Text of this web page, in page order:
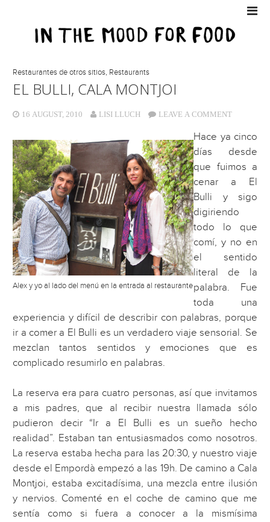
Restaurantes de otros sitios, Restaurants
EL BULLI, CALA MONTJOI
16 AUGUST, 2010 LISI LLUCH LEAVE A COMMENT
Alex y yo al lado del menú en la entrada al restaurante
Hace ya cinco
días desde
que fuimos a
cenar a El
Bulli y sigo
digiriendo
todo lo que
comí, y no en
el sentido
literal de la
palabra. Fue
toda una
experiencia y difícil de describir con palabras, porque
ir a comer a El Bulli es un verdadero viaje sensorial. Se
mezclan tantos sentidos y emociones que es
complicado resumirlo en palabras.
La reserva era para cuatro personas, así que invitamos
a mis padres, que al recibir nuestra llamada sólo
pudieron decir “Ir a El Bulli es un sueño hecho
realidad”. Estaban tan entusiasmados como nosotros.
La reserva estaba hecha para las 20:30, y nuestro viaje
desde el Empordà empezó a las 19h. De camino a Cala
Montjoi, estaba excitadísima, una mezcla entre ilusión
y nervios. Comenté en el coche de camino que me
sentía como si fuera a conocer a la mismísima